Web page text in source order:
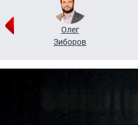
Олег
Зиборов